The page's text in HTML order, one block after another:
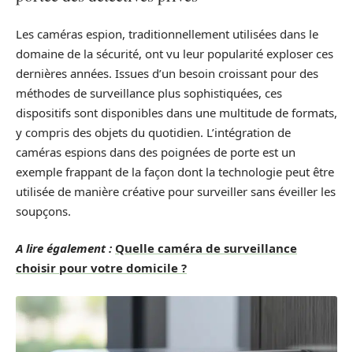
Les caméras espion, traditionnellement utilisées dans le
domaine de la sécurité, ont vu leur popularité exploser ces
dernières années. Issues d’un besoin croissant pour des
méthodes de surveillance plus sophistiquées, ces
dispositifs sont disponibles dans une multitude de formats,
y compris des objets du quotidien. L’intégration de
caméras espions dans des poignées de porte est un
exemple frappant de la façon dont la technologie peut être
utilisée de manière créative pour surveiller sans éveiller les
soupçons.
A lire également : Quelle caméra de surveillance
choisir pour votre domicile ?